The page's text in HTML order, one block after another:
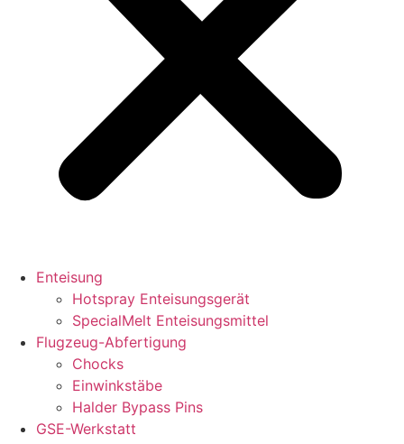
Enteisung
Hotspray Enteisungsgerät
SpecialMelt Enteisungsmittel
Flugzeug-Abfertigung
Chocks
Einwinkstäbe
Halder Bypass Pins
GSE-Werkstatt